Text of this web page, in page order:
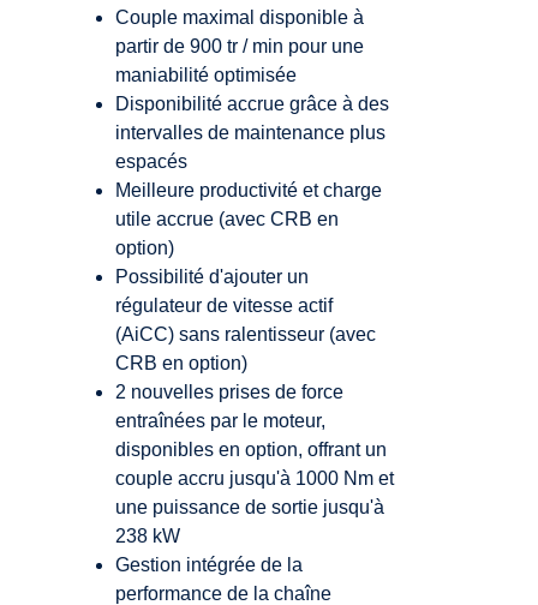
Couple maximal disponible à
partir de 900 tr / min pour une
maniabilité optimisée
Disponibilité accrue grâce à des
intervalles de maintenance plus
espacés
Meilleure productivité et charge
utile accrue (avec CRB en
option)
Possibilité d'ajouter un
régulateur de vitesse actif
(AiCC) sans ralentisseur (avec
CRB en option)
2 nouvelles prises de force
entraînées par le moteur,
disponibles en option, offrant un
couple accru jusqu'à 1000 Nm et
une puissance de sortie jusqu'à
238 kW
Gestion intégrée de la
performance de la chaîne